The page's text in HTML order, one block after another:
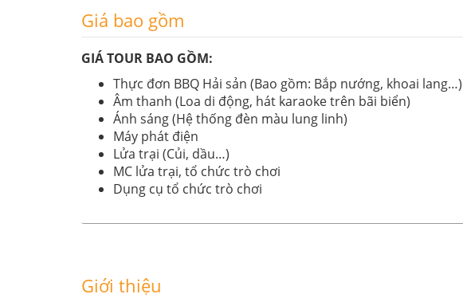
Giá bao gồm
GIÁ TOUR BAO GỒM:
Thực đơn BBQ Hải sản (Bao gồm: Bắp nướng, khoai lang…)
Âm thanh (Loa di động, hát karaoke trên bãi biển)
Ánh sáng (Hệ thống đèn màu lung linh)
Máy phát điện
Lửa trại (Củi, dầu…)
MC lửa trại, tổ chức trò chơi
Dụng cụ tổ chức trò chơi
Bảo hiểm du lịch
Thuế VAT 10%
Giới thiệu